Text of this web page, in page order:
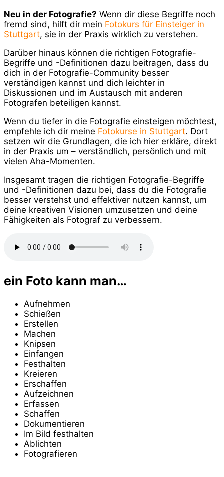
Neu in der Fotografie? Wenn dir diese Begriffe noch
fremd sind, hilft dir mein Fotokurs für Einsteiger in
Stuttgart, sie in der Praxis wirklich zu verstehen.
Darüber hinaus können die richtigen Fotografie-
Begriffe und -Definitionen dazu beitragen, dass du
dich in der Fotografie-Community besser
verständigen kannst und dich leichter in
Diskussionen und im Austausch mit anderen
Fotografen beteiligen kannst.
Wenn du tiefer in die Fotografie einsteigen möchtest,
empfehle ich dir meine Fotokurse in Stuttgart. Dort
setzen wir die Grundlagen, die ich hier erkläre, direkt
in der Praxis um – verständlich, persönlich und mit
vielen Aha-Momenten.
Insgesamt tragen die richtigen Fotografie-Begriffe
und -Definitionen dazu bei, dass du die Fotografie
besser verstehst und effektiver nutzen kannst, um
deine kreativen Visionen umzusetzen und deine
Fähigkeiten als Fotograf zu verbessern.
ein Foto kann man…
Aufnehmen
Schießen
Erstellen
Machen
Knipsen
Einfangen
Festhalten
Kreieren
Erschaffen
Aufzeichnen
Erfassen
Schaffen
Dokumentieren
Im Bild festhalten
Ablichten
Fotografieren